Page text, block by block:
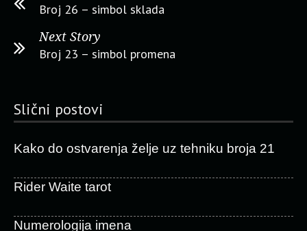
Broj 26 – simbol sklada
Next Story
Broj 23 – simbol promena
Slični postovi
Kako do ostvarenja želje uz tehniku broja 21
Rider Waite tarot
Numerologija imena